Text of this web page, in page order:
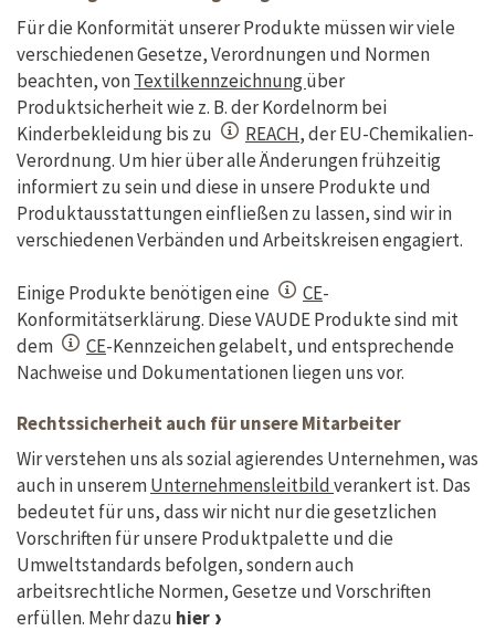
Für die Konformität unserer Produkte müssen wir viele
verschiedenen Gesetze, Verordnungen und Normen
beachten, vonTextilkennzeichnungüber
Produktsicherheit wie z. B. der Kordelnorm bei
Kinderbekleidung bis zu
REACH, der EU-Chemikalien-
Verordnung. Um hier über alle Änderungen frühzeitig
informiert zu sein und diese in unsere Produkte und
Produktausstattungen einfließen zu lassen, sind wir in
verschiedenen Verbänden und Arbeitskreisen engagiert.
Einige Produkte benötigen eine CE-
Konformitätserklärung. Diese VAUDE Produkte sind mit
dem
CE-Kennzeichen gelabelt, und entsprechende
Nachweise und Dokumentationen liegen uns vor.
Rechtssicherheit auch für unsere Mitarbeiter
Wir verstehen uns als sozial agierendes Unternehmen, was
auch in unseremUnternehmensleitbildverankert ist. Das
bedeutet für uns, dass wir nicht nur die gesetzlichen
Vorschriften für unsere Produktpalette und die
Umweltstandards befolgen, sondern auch
arbeitsrechtliche Normen, Gesetze und Vorschriften
erfüllen. Mehr dazu hier